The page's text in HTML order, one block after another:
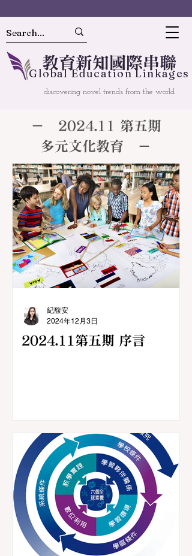
教育新知國 際串聯
GlobalEducation Linkages
discovering novel trends from the world
－ 2024.11 第五期
多元文化教育 －
2024.11第五期 序言
紀馥安
2024年12月3日